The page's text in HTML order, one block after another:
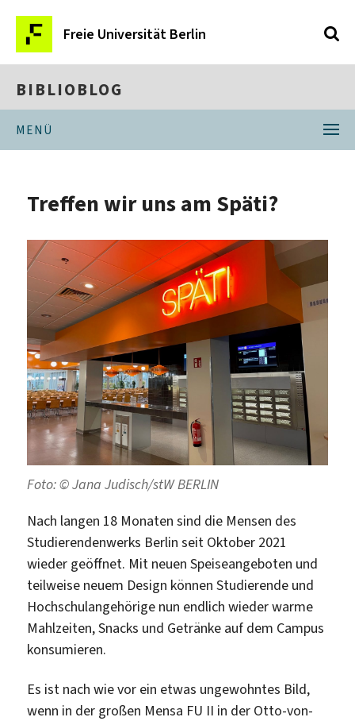
Freie Universität Berlin
BIBLIOBLOG
MENÜ
Treffen wir uns am Späti?
Foto: © Jana Judisch/stW BERLIN
Nach langen 18 Monaten sind die Mensen des
Studierendenwerks Berlin seit Oktober 2021
wieder geöffnet. Mit neuen Speiseangeboten und
teilweise neuem Design können Studierende und
Hochschulangehörige nun endlich wieder warme
Mahlzeiten, Snacks und Getränke auf dem Campus
konsumieren.
Es ist nach wie vor ein etwas ungewohntes Bild,
wenn in der großen Mensa FU II in der Otto-von-